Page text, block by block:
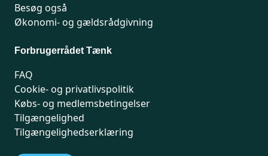
Besøg også
Økonomi- og gældsrådgivning
Forbrugerrådet Tænk
FAQ
Cookie- og privatlivspolitik
Købs- og medlemsbetingelser
Tilgængelighed
Tilgængelighedserklæring